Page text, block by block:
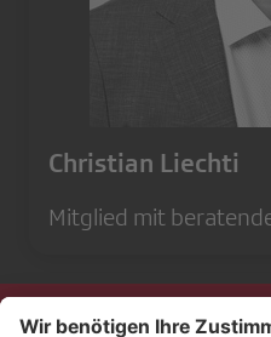
Christian Liechti
Mitglied mit